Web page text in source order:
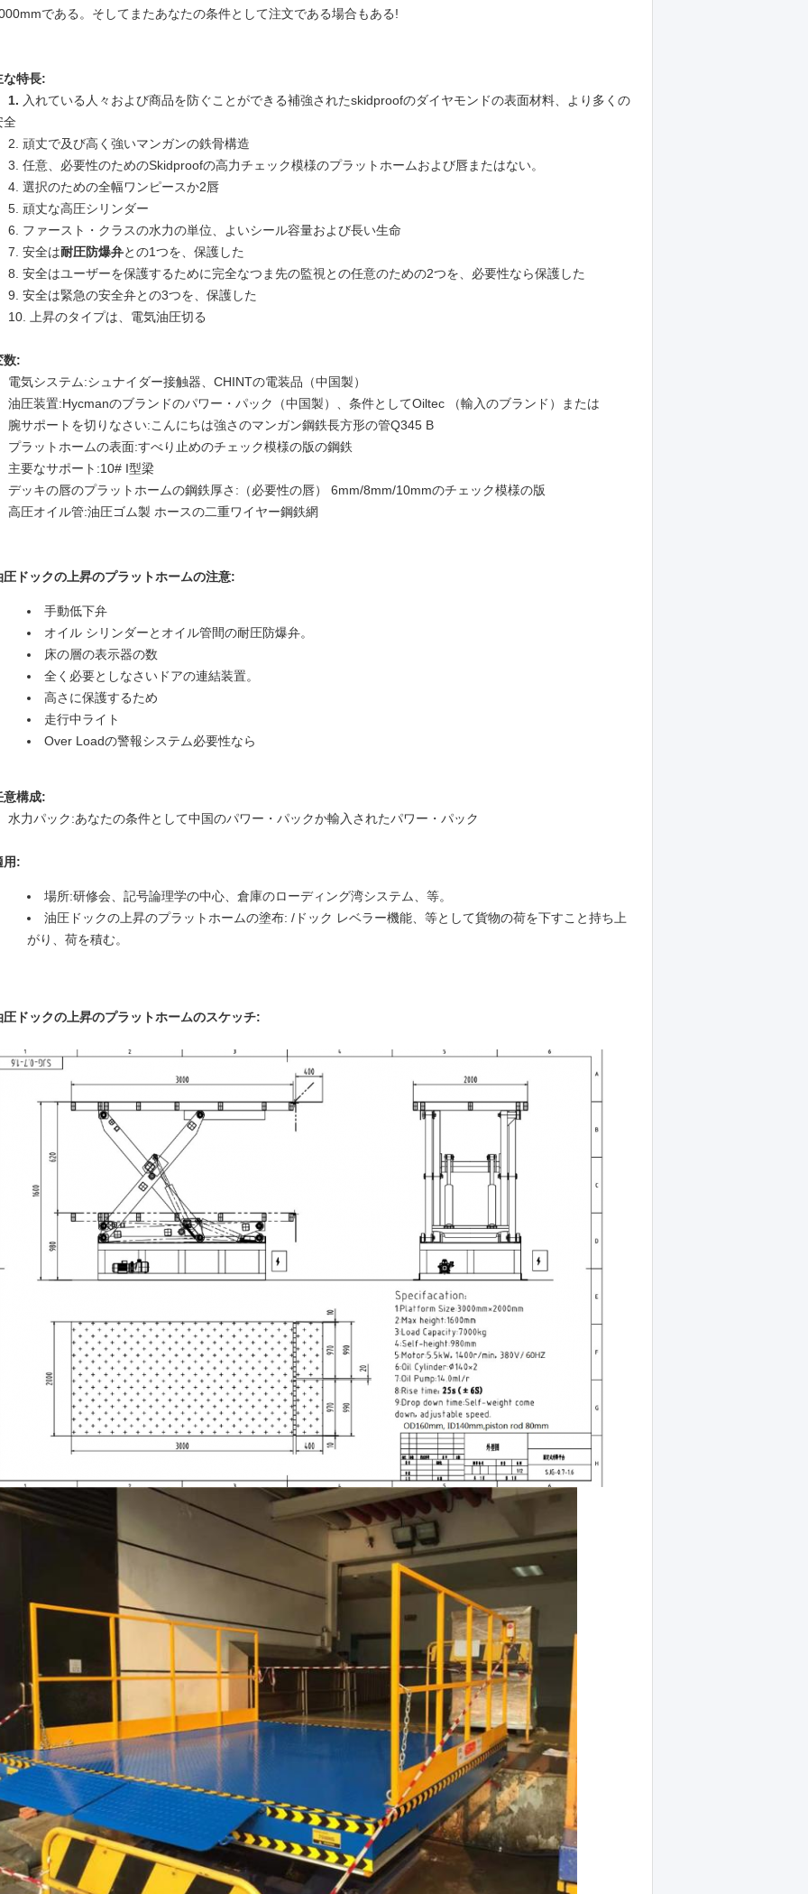
である。そしてまたあなたの条件として注文である場合もある!
な特長:
1. 入れている人々および商品を防ぐことができる補強されたskidproofのダイヤモンドの表面材料、より多くの
全
2. 頑丈で及び高く強いマンガンの鉄骨構造
3. 任意、必要性のためのSkidproofの高力チェック模様のプラットホームおよび唇またはない。
4. 選択のための全幅ワンピースか2唇
5. 頑丈な高圧シリンダー
6. ファースト・クラスの水力の単位、よいシール容量および長い生命
7. 安全は耐圧防爆弁との1つを、保護した
8. 安全はユーザーを保護するために完全なつま先の監視との任意のための2つを、必要性なら保護した
9. 安全は緊急の安全弁との3つを、保護した
10. 上昇のタイプは、電気油圧切る
数:
電気システム:シュナイダー接触器、CHINTの電装品（中国製）
油圧装置:Hycmanのブランドのパワー・パック（中国製）、条件としてOiltec （輸入のブランド）または
腕サポートを切りなさい:こんにちは強さのマンガン鋼鉄長方形の管Q345 B
プラットホームの表面:すべり止めのチェック模様の版の鋼鉄
主要なサポート:10# I型梁
デッキの唇のプラットホームの鋼鉄厚さ:（必要性の唇） 6mm/8mm/10mmのチェック模様の版
高圧オイル管:油圧ゴム製 ホースの二重ワイヤー鋼鉄網
圧ドックの上昇のプラットホームの注意:
手動低下弁
オイル シリンダーとオイル管間の耐圧防爆弁。
床の層の表示器の数
全く必要としなさいドアの連結装置。
高さに保護するため
走行中ライト
Over Loadの警報システム必要性なら
意構成:
水力パック:あなたの条件として中国のパワー・パックか輸入されたパワー・パック
用:
場所:研修会、記号論理学の中心、倉庫のローディング湾システム、等。
油圧ドックの上昇のプラットホームの塗布: /ドック レベラー機能、等として貨物の荷を下すこと持ち上
がり、荷を積む。
圧ドックの上昇のプラットホームのスケッチ: